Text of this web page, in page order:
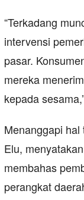
“Terkadang
intervensi
pasar.
mereka
kepada
Menanggapi
Elu,
membahas
perangkat